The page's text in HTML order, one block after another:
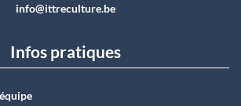
info@ittreculture.be
Infos pratiques